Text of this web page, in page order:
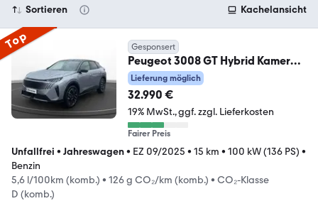
Sortieren Kachelansicht
Top Gesponsert
Peugeot 3008 GT Hybrid Kamera
ACC PDC Navi SHZ
Lieferung möglich
32.990 €
19% MwSt. ggf. zzgl. Lieferkosten
Fairer Preis
Unfallfrei • Jahreswagen• EZ 09/2025 • 15 km • 100 kW (136 PS) •
Benzin
5,6 l/100km (komb.) • 126 g CO₂/km (komb.) • CO₂-Klasse
D (komb.)